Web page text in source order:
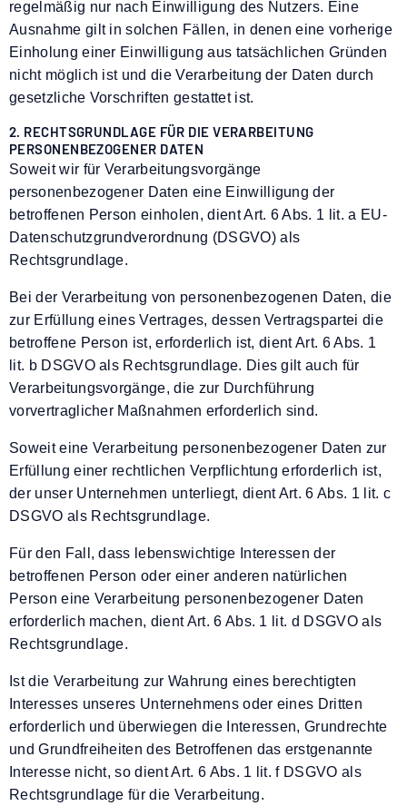
regelmäßig nur nach Einwilligung des Nutzers. Eine
Ausnahme gilt in solchen Fällen, in denen eine vorherige
Einholung einer Einwilligung aus tatsächlichen Gründen
nicht möglich ist und die Verarbeitung der Daten durch
gesetzliche Vorschriften gestattet ist.
2. RECHTSGRUNDLAGE FÜR DIE VERARBEITUNG
PERSONENBEZOGENER DATEN
Soweit wir für Verarbeitungsvorgänge
personenbezogener Daten eine Einwilligung der
betroffenen Person einholen, dient Art. 6 Abs. 1 lit. a EU-
Datenschutzgrundverordnung (DSGVO) als
Rechtsgrundlage.
Bei der Verarbeitung von personenbezogenen Daten, die
zur Erfüllung eines Vertrages, dessen Vertragspartei die
betroffene Person ist, erforderlich ist, dient Art. 6 Abs. 1
lit. b DSGVO als Rechtsgrundlage. Dies gilt auch für
Verarbeitungsvorgänge, die zur Durchführung
vorvertraglicher Maßnahmen erforderlich sind.
Soweit eine Verarbeitung personenbezogener Daten zur
Erfüllung einer rechtlichen Verpflichtung erforderlich ist,
der unser Unternehmen unterliegt, dient Art. 6 Abs. 1 lit. c
DSGVO als Rechtsgrundlage.
Für den Fall, dass lebenswichtige Interessen der
betroffenen Person oder einer anderen natürlichen
Person eine Verarbeitung personenbezogener Daten
erforderlich machen, dient Art. 6 Abs. 1 lit. d DSGVO als
Rechtsgrundlage.
Ist die Verarbeitung zur Wahrung eines berechtigten
Interesses unseres Unternehmens oder eines Dritten
erforderlich und überwiegen die Interessen, Grundrechte
und Grundfreiheiten des Betroffenen das erstgenannte
Interesse nicht, so dient Art. 6 Abs. 1 lit. f DSGVO als
Rechtsgrundlage für die Verarbeitung.